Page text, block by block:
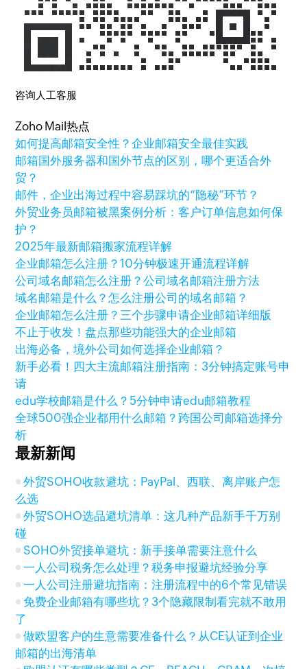
咨询人工客服
Zoho Mail热点
如何提高邮箱安全性？企业邮箱安全最佳实践
邮箱国外服务器和国外节点的区别，哪个更适合外
贸？
邮件，企业出海过程中容易踩坑的“隐秘”环节？
外贸业务员邮箱被黑案例分析：客户订单信息如何保
护？
2025年最新邮箱搬家流程详解
企业邮箱怎么注册？10分钟极速开通流程详解
公司域名邮箱怎么注册？公司域名邮箱注册方法
域名邮箱是什么？怎么注册公司的域名邮箱？
企业邮箱怎么注册？三个步骤申请企业邮箱详细版
不止于收发！盘点那些功能强大的企业邮箱
出海必备，境外公司如何选择企业邮箱？
新手必看！四大主流邮箱注册指南：3分钟搞定账号申
请
edu学校邮箱是什么？5分钟申请edu邮箱教程
全球500强企业都用什么邮箱？跨国公司邮箱选择分
析
最新新闻
外贸SOHO收款避坑：PayPal、西联、离岸账户怎
么选
外贸SOHO选品避坑清单：这几种产品新手千万别
碰
SOHO外贸接单避坑：新手接单需要注意什么
一人公司税务怎么处理？税务申报避坑经验分享
一人公司注册避坑指南：注册流程中的6个常见错误
免费企业邮箱有哪些坑？3个隐藏限制看完就不敢用
了
做欧盟客户的生意需要准备什么？从CE认证到企业
邮箱的出海清单